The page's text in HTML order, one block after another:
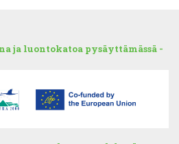
ja luontokatoa pysäyttämässä -